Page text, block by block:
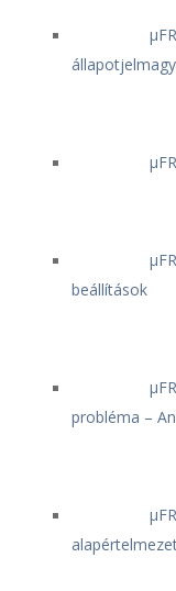
beállítások
probléma –